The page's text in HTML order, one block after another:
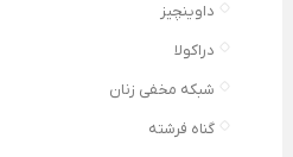
داوینچیز
دراکولا
شبکه مخفی زنان
گناه فرشته